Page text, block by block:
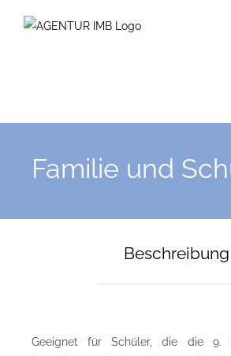
Familie und
Beschreibung
Geeignet für Schüler, die die 9.